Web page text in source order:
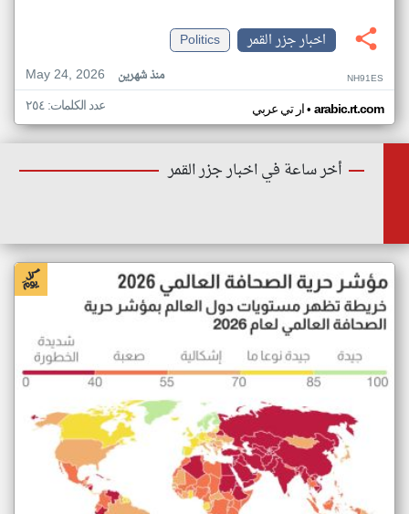
اخبار جزر القمر
Politics
May 24, 2026
منذ شهرين NH91ES
ار تي عربي• arabic.rt.com عدد الكلمات: ٢٥٤
أخر ساعة في اخبار جزر القمر